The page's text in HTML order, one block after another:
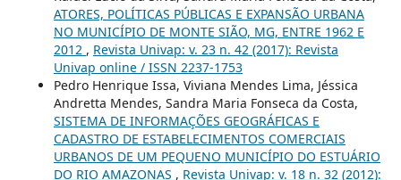
ATORES, POLÍTICAS PÚBLICAS E EXPANSÃO URBANA
NO MUNICÍPIO DE MONTE SIÃO, MG, ENTRE 1962 E
2012 , Revista Univap: v. 23 n. 42 (2017): Revista
Univap online / ISSN 2237-1753
Pedro Henrique Issa, Viviana Mendes Lima, Jéssica
Andretta Mendes, Sandra Maria Fonseca da Costa,
SISTEMA DE INFORMAÇÕES GEOGRÁFICAS E
CADASTRO DE ESTABELECIMENTOS COMERCIAIS
URBANOS DE UM PEQUENO MUNICÍPIO DO ESTUÁRIO
DO RIO AMAZONAS , Revista Univap: v. 18 n. 32 (2012):